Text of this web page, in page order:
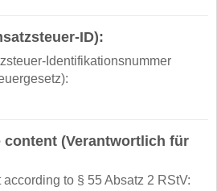
ID):
Identifikationsnummer
content (Verantwortlich für
to § 55 Absatz 2 RStV: